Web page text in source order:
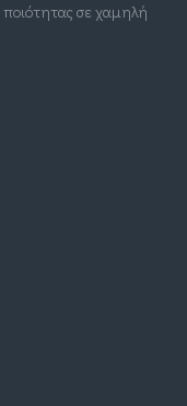
σε χαμηλή